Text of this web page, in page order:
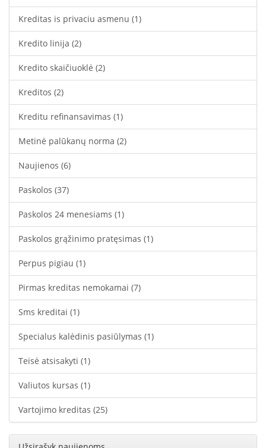
Kreditas is privaciu asmenu (1)
Kredito linija (2)
Kredito skaičiuoklė (2)
Kreditos (2)
Kreditu refinansavimas (1)
Metinė palūkanų norma (2)
Naujienos (6)
Paskolos (37)
Paskolos 24 menesiams (1)
Paskolos grąžinimo pratęsimas (1)
Perpus pigiau (1)
Pirmas kreditas nemokamai (7)
Sms kreditai (1)
Specialus kalėdinis pasiūlymas (1)
Teisė atsisakyti (1)
Valiutos kursas (1)
Vartojimo kreditas (25)